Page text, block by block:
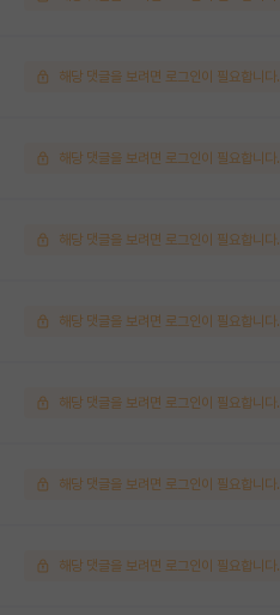
해당 댓글을 보려면 로그인이 필요합니다.
해당 댓글을 보려면 로그인이 필요합니다.
해당 댓글을 보려면 로그인이 필요합니다.
해당 댓글을 보려면 로그인이 필요합니다.
해당 댓글을 보려면 로그인이 필요합니다.
해당 댓글을 보려면 로그인이 필요합니다.
해당 댓글을 보려면 로그인이 필요합니다.